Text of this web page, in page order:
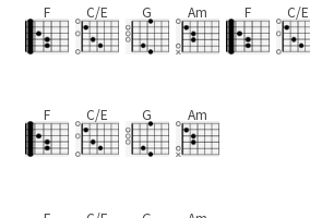
F C/E G Am F C/E
F C/E G Am